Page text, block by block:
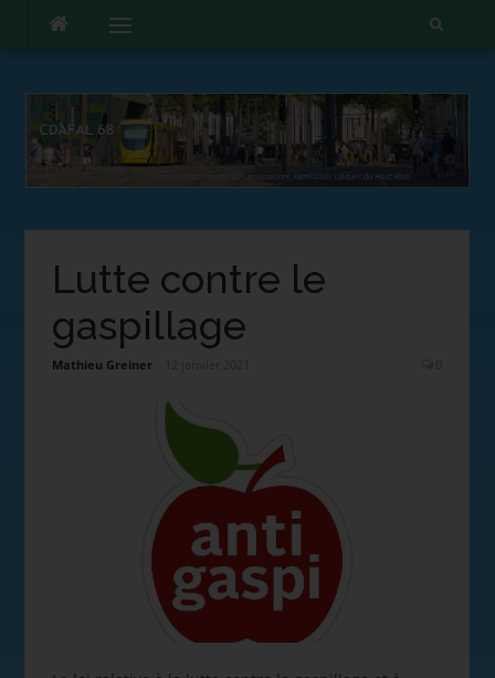
Menu
Lutte contre le
gaspillage
Mathieu Greiner